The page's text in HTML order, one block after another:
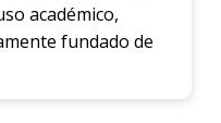
académico,
fundado de